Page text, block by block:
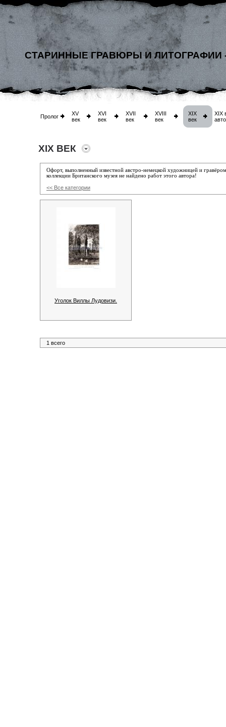
СТАРИННЫЕ ГРАВЮРЫ И ЛИТОГРАФИИ
Пролог
XV
век
XVI
век
XVII
век
XVIII
век
XIX
век
XIX
XIX ВЕК
Офорт, выполненный известной австро-немецкой художницей и
коллекции Британского музея не найдено работ этого автора!
<< Все категории
Уголок Виллы Лудовизи.
1 всего